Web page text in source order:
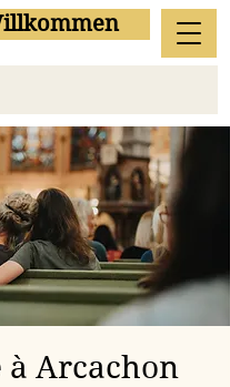
à Arcachon